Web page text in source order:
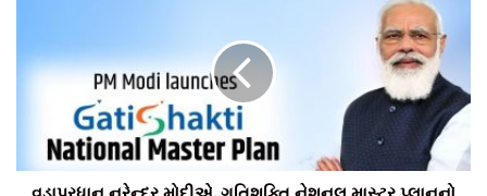
નોંધનીય છેકે, વડાપ્રધાન નરેન્દ્ર મોદીએ તા. 13 ઓક્ટોબર-2021ના
રોજ દેશનો સર્વાંગી વિકાસ સાધવા માટે ગતિશક્તિ નેશનલ માસ્ટર
પ્લાનનો શુભારંભ કર્યો છે. જે અંતર્ગત દેશના કુલ 16 મંત્રાલયને એક
સેતુમાં જોડવામાં આવ્યા છે. ત્યારે આવો જાણીએ, રોડ અને પરિવહન